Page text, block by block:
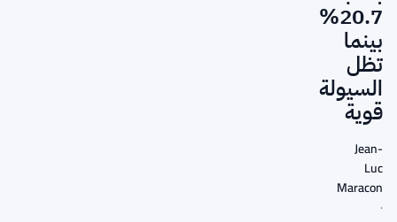
20.7%
بينما
تظل
السيولة
قوية
Jean-
Luc
Maracon
·